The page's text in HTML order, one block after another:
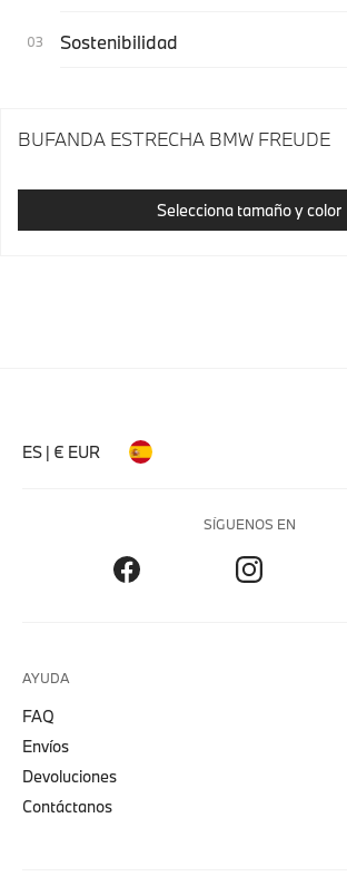
Sostenibilidad
BUFANDA ESTRECHA BMW FREUDE
Selecciona tamaño y color
ES | € EUR
SÍGUENOS EN
AYUDA
FAQ
Envíos
Devoluciones
Contáctanos